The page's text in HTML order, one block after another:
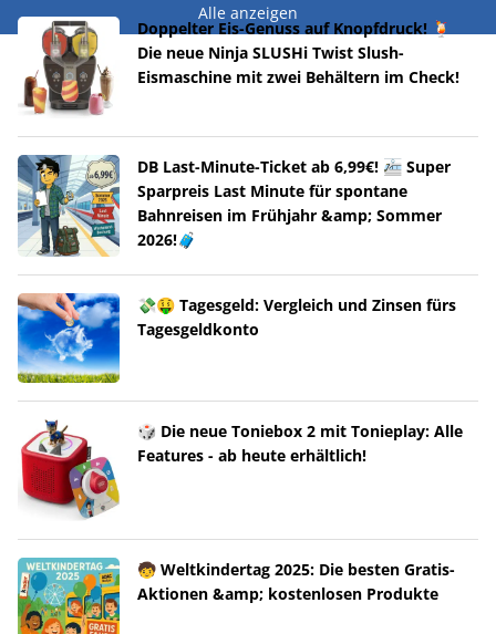
Alle anzeigen
Doppelter Eis-Genuss auf Knopfdruck! 🍹
Die neue Ninja SLUSHi Twist Slush-
Eismaschine mit zwei Behältern im Check!
DB Last-Minute-Ticket ab 6,99€! 🚈 Super
Sparpreis Last Minute für spontane
Bahnreisen im Frühjahr &amp; Sommer
2026!🧳
💸🤑 Tagesgeld: Vergleich und Zinsen fürs
Tagesgeldkonto
🎲 Die neue Toniebox 2 mit Tonieplay: Alle
Features - ab heute erhältlich!
🧒 Weltkindertag 2025: Die besten Gratis-
Aktionen &amp; kostenlosen Produkte